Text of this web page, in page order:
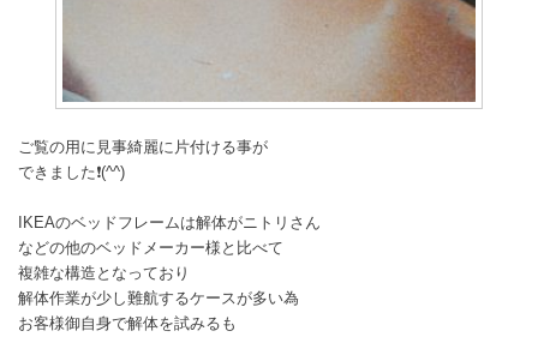
ご覧の用に見事綺麗に片付ける事が
できました❗(^^)
IKEAのベッドフレームは解体がニトリさん
などの他のベッドメーカー様と比べて
複雑な構造となっており
解体作業が少し難航するケースが多い為
お客様御自身で解体を試みるも